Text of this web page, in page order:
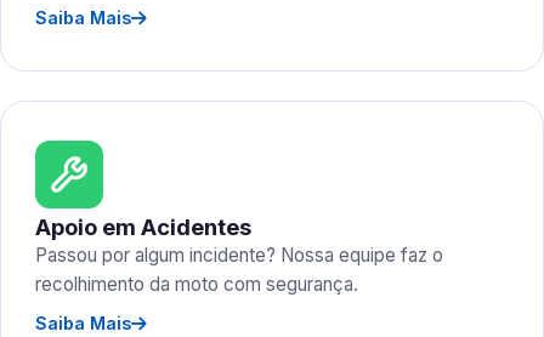
Saiba Mais
Apoio em Acidentes
Passou por algum incidente? Nossa equipe faz o
recolhimento da moto com segurança.
Saiba Mais